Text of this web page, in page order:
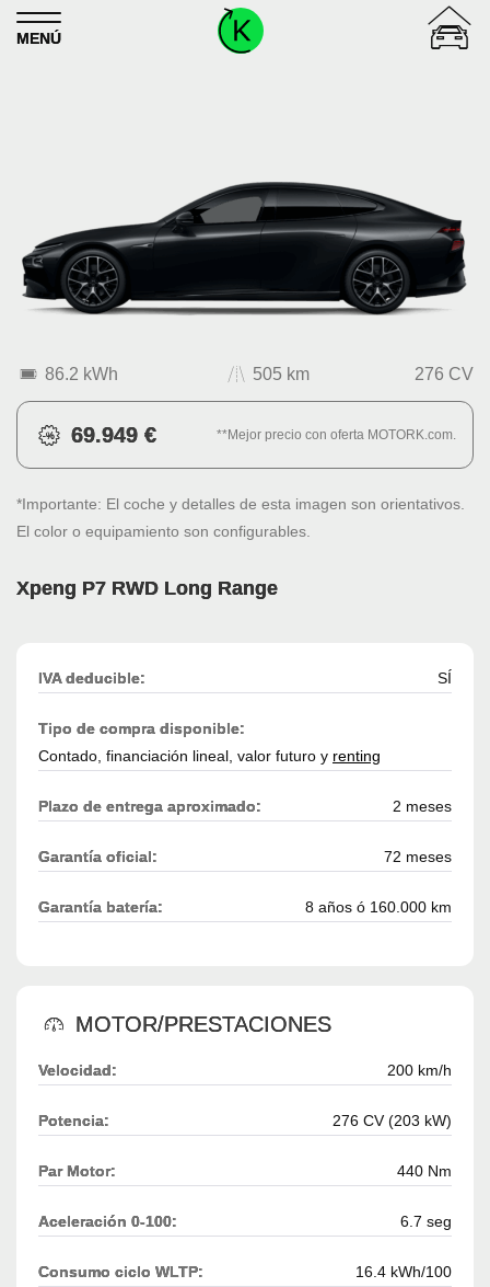
Skip to content
MENÚ
86.2 kWh 505 km 276 CV
69.949 € **Mejor precio con oferta MOTORK.com.
*Importante: El coche y detalles de esta imagen son orientativos.
El color o equipamiento son configurables.
Xpeng P7 RWD Long Range
IVA deducible: SÍ
Tipo de compra disponible:
Contado, financiación lineal, valor futuro y renting
Plazo de entrega aproximado: 2 meses
Garantía oficial: 72 meses
Garantía batería: 8 años ó 160.000 km
MOTOR/PRESTACIONES
Velocidad: 200 km/h
Potencia: 276 CV (203 kW)
Par Motor: 440 Nm
Aceleración 0-100: 6.7 seg
Consumo ciclo WLTP: 16.4 kWh/100